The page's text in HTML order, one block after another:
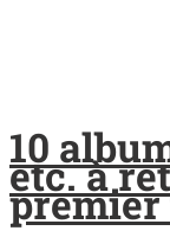
10
etc. à
premier